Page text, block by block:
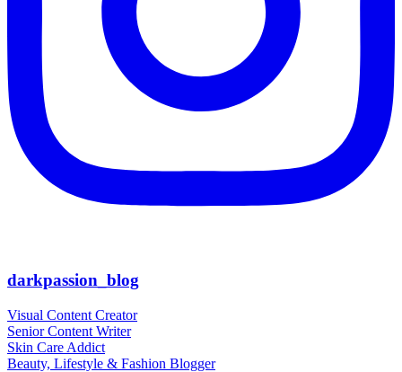
darkpassion_blog
Visual Content Creator
Senior Content Writer
Skin Care Addict
Beauty, Lifestyle & Fashion Blogger